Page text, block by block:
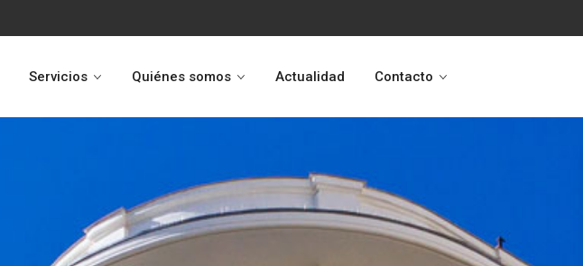
Servicios Quiénes somos Actualidad Contacto